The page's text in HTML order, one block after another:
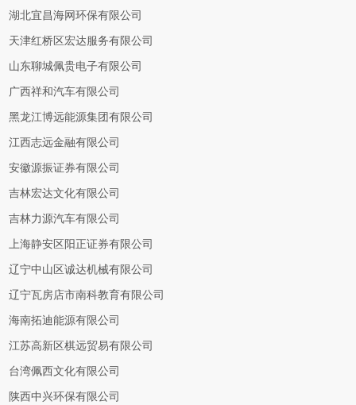
湖北宜昌海网环保有限公司
天津红桥区宏达服务有限公司
山东聊城佩贵电子有限公司
广西祥和汽车有限公司
黑龙江博远能源集团有限公司
江西志远金融有限公司
安徽源振证券有限公司
吉林宏达文化有限公司
吉林力源汽车有限公司
上海静安区阳正证券有限公司
辽宁中山区诚达机械有限公司
辽宁瓦房店市南科教育有限公司
海南拓迪能源有限公司
江苏高新区棋远贸易有限公司
台湾佩西文化有限公司
陕西中兴环保有限公司